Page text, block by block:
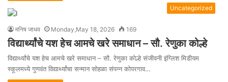
Uncategorized
मनिष जाधव Monday,May 18, 2026 169
विद्यार्थ्यांचे यश हेच आमचे खरे समाधान – सौ. रेणुका कोल्हे
विद्यार्थ्यांचे यश हेच आमचे खरे समाधान – सौ. रेणुका कोल्हे संजीवनी इंग्लिश मिडीयम
स्कूलमध्ये गुणवंत विद्यार्थ्यांचा सन्मान सोहळा संपन्न कोपरगाव…